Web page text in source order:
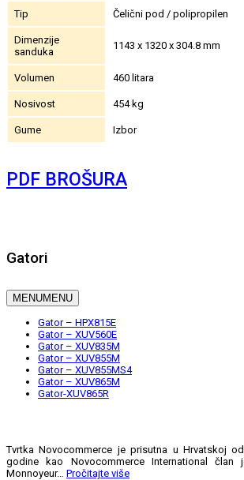
Tip Čelični pod / polipropilen
Dimenzije
sanduka
1143 x 1320 x 304.8 mm
Volumen 460 litara
Nosivost 454 kg
Gume Izbor
PDF BROŠURA
Gatori
MENUMENU
Gator – HPX815E
Gator – XUV560E
Gator – XUV835M
Gator – XUV855M
Gator – XUV855MS4
Gator – XUV865M
Gator-XUV865R
Tvrtka Novocommerce je prisutna u Hrvatskoj
godine kao Novocommerce International član
Monnoyeur… Pročitajte više